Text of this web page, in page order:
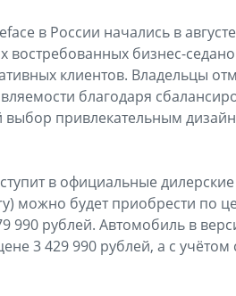
в России начались в
бизнес-
клиентов. Владельцы
благодаря
выбор привлекательным
в официальные
можно будет приобрести по
990 рублей. Автомобиль в
3 429 990 рублей, а с